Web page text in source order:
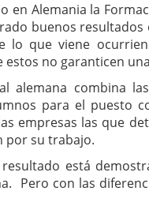
en Alemania la
buenos
lo que viene
no garanticen
alemana combina
para el puesto
empresas las que
por su trabajo.
está
Pero con las